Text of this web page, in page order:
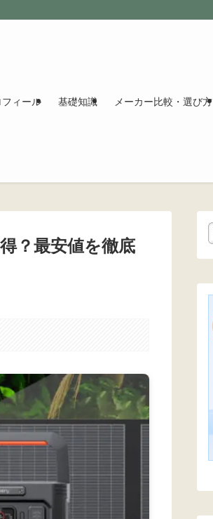
ィール 基礎知識 メーカー比較・選び方
？最安値を徹底